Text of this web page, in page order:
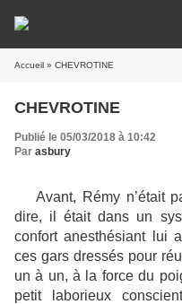
Accueil » CHEVROTINE
CHEVROTINE
Publié le 05/03/2018 à 10:42
Par asbury
Avant, Rémy n’était
dire, il était dans un
confort anesthésiant lui
ces gars dressés pour
un à un, à la force du
petit laborieux